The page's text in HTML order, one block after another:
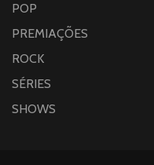
POP
PREMIAÇÕES
ROCK
SÉRIES
SHOWS